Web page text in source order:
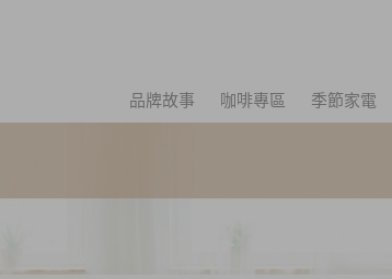
品牌故事
咖啡專區 季節家電